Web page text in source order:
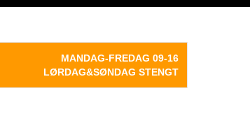
MANDAG-FREDAG 09-16
LØRDAG&SØNDAG STENGT